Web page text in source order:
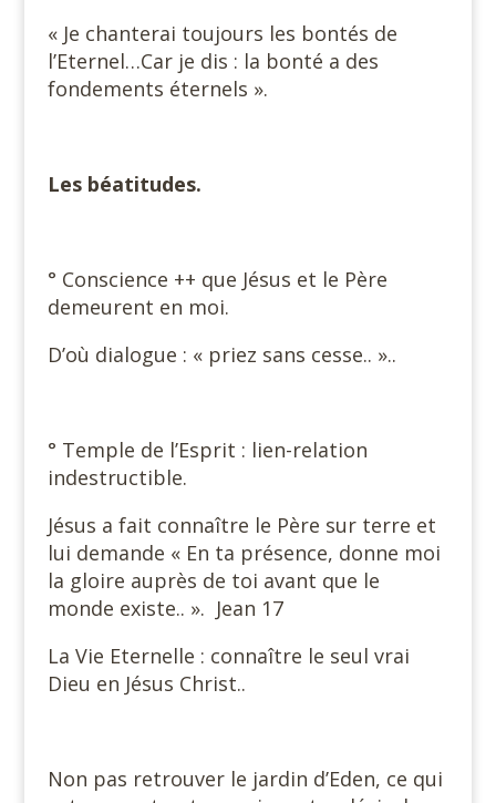
« Je chanterai toujours les bontés de
l’Eternel…Car je dis : la bonté a des
fondements éternels ».
Les béatitudes.
° Conscience ++ que Jésus et le Père
demeurent en moi.
D’où dialogue : « priez sans cesse.. »..
° Temple de l’Esprit : lien-relation
indestructible.
Jésus a fait connaître le Père sur terre et
lui demande « En ta présence, donne moi
la gloire auprès de toi avant que le
monde existe.. ». Jean 17
La Vie Eternelle : connaître le seul vrai
Dieu en Jésus Christ..
Non pas retrouver le jardin d’Eden, ce qui